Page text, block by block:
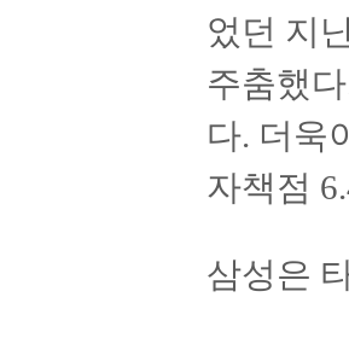
었던 지
주춤했
다. 더욱
자책점
삼성은